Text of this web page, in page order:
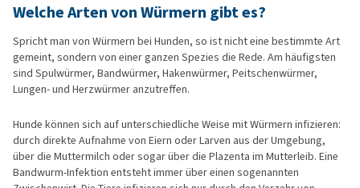
Welche Arten von Würmern gibt es?
Spricht man von Würmern bei Hunden, so ist nicht eine bestimmte Art
gemeint, sondern von einer ganzen Spezies die Rede. Am häufigsten
sind Spulwürmer, Bandwürmer, Hakenwürmer, Peitschenwürmer,
Lungen- und Herzwürmer anzutreffen.
Hunde können sich auf unterschiedliche Weise mit Würmern infizieren:
durch direkte Aufnahme von Eiern oder Larven aus der Umgebung,
über die Muttermilch oder sogar über die Plazenta im Mutterleib. Eine
Bandwurm-Infektion entsteht immer über einen sogenannten